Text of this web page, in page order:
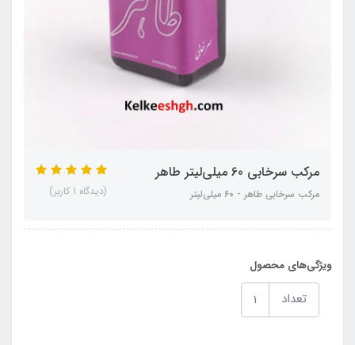
مرکب سرخابی 60 میلی‌لیتر طاهر
مرکب سرخابی طاهر - ۶۰ میلی‌لیتر (دیدگاه 1 کاربر)
ویژگی‌های محصول
تعداد